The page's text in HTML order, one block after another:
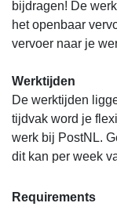
bijdragen! De
het openbaar
vervoer naar je
Werktijden
De werktijden
tijdvak word je
werk bij PostNL.
dit kan per week
Requirements